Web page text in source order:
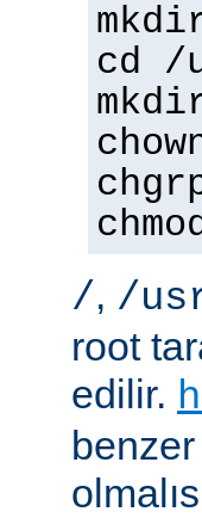
cd /
/, /
root
edilir.